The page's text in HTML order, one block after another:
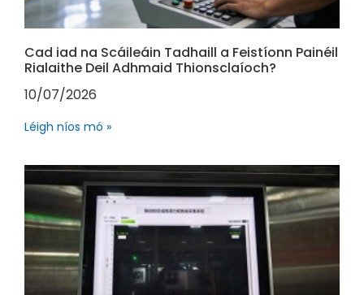
Cad iad na Scáileáin Tadhaill a Feistíonn Painéil
Rialaithe Deil Adhmaid Thionsclaíoch?
10/07/2026
Léigh níos mó »